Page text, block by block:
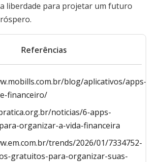
liberdade para projetar um futuro
Referências
blog/aplicativos/apps-
financeiro/
noticias/6-apps-
organizar-a-vida-financeira
trends/2026/01/7334752-
gratuitos-para-organizar-suas-